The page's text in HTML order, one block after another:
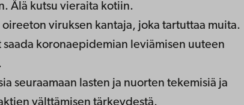
Älä kutsu vieraita kotiin.
oireeton viruksen kantaja, joka tartuttaa muita.
koronaepidemian leviämisen uuteen
seuraamaan lasten ja nuorten tekemisiä ja